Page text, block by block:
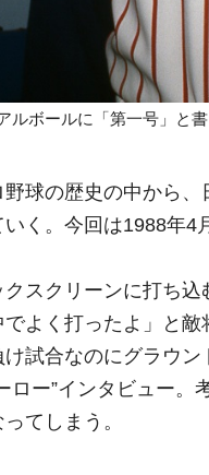
ルボールに「第一号」と
球の歴史の中から、
く。今回は1988年4
クスクリーンに打ち
でよく打ったよ」と敵
け試合なのにグラウ
ロー”インタビュー。
てしまう。